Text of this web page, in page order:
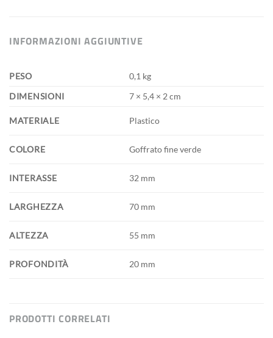
INFORMAZIONI AGGIUNTIVE
PESO
0,1 kg
DIMENSIONI
7 × 5,4 × 2 cm
MATERIALE Plastico
COLORE Goffrato fine verde
INTERASSE 32 mm
LARGHEZZA 70 mm
ALTEZZA 55 mm
PROFONDITÀ 20 mm
PRODOTTI CORRELATI